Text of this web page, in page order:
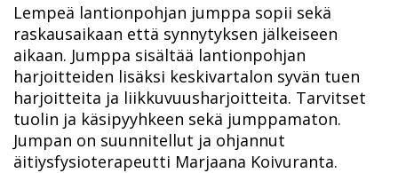
Lempeä lantionpohjan jumppa sopii sekä
raskausaikaan että synnytyksen jälkeiseen
aikaan. Jumppa sisältää lantionpohjan
harjoitteiden lisäksi keskivartalon syvän tuen
harjoitteita ja liikkuvuusharjoitteita. Tarvitset
tuolin ja käsipyyhkeen sekä jumppamaton.
Jumpan on suunnitellut ja ohjannut
äitiysfysioterapeutti Marjaana Koivuranta.